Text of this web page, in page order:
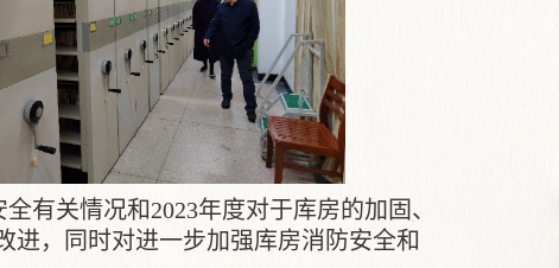
有关情况和2023年度对于库房的加固、
进，同时对进一步加强库房消防安全和